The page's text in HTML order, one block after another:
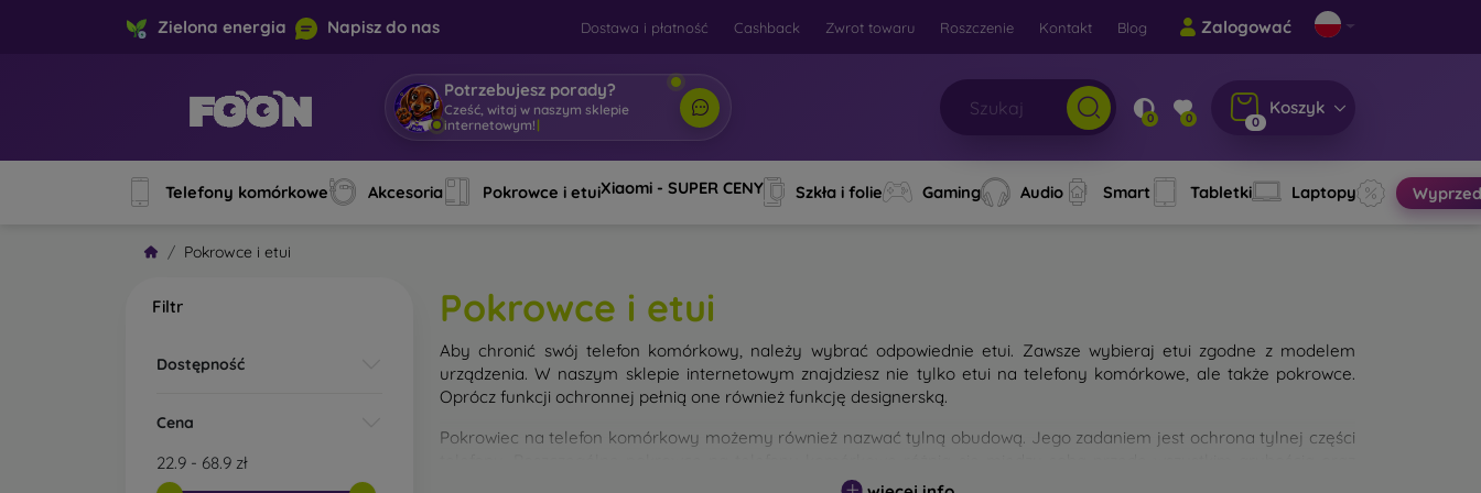
Zielona energia Napisz do nas Dostawa i płatność Cashback Zwrot towaru Roszczenie Kontakt Blog Zalogować
Potrzebujesz porady?
Cześć, witaj w naszym sklepie
internetowym! | 0 0 0
Koszyk
Telefony komórkowe Akcesoria Pokrowce i etuiXiaomi - SUPER CENY Szkła i folie Gaming Audio Smart Tabletki Laptopy
Pokrowce i etui
Filtr
Dostępność
Cena
22.9 - 68.9 zł
Pokrowce i etui
Aby chronić swój telefon komórkowy, należy wybrać odpowiednie etui. Zawsze wybieraj etui zgodne z modelem
urządzenia. W naszym sklepie internetowym znajdziesz nie tylko etui na telefony komórkowe, ale także pokrowce.
Oprócz funkcji ochronnej pełnią one również funkcję designerską.
Pokrowiec na telefon komórkowy możemy również nazwać tylną obudową. Jego zadaniem jest ochrona tylnej części